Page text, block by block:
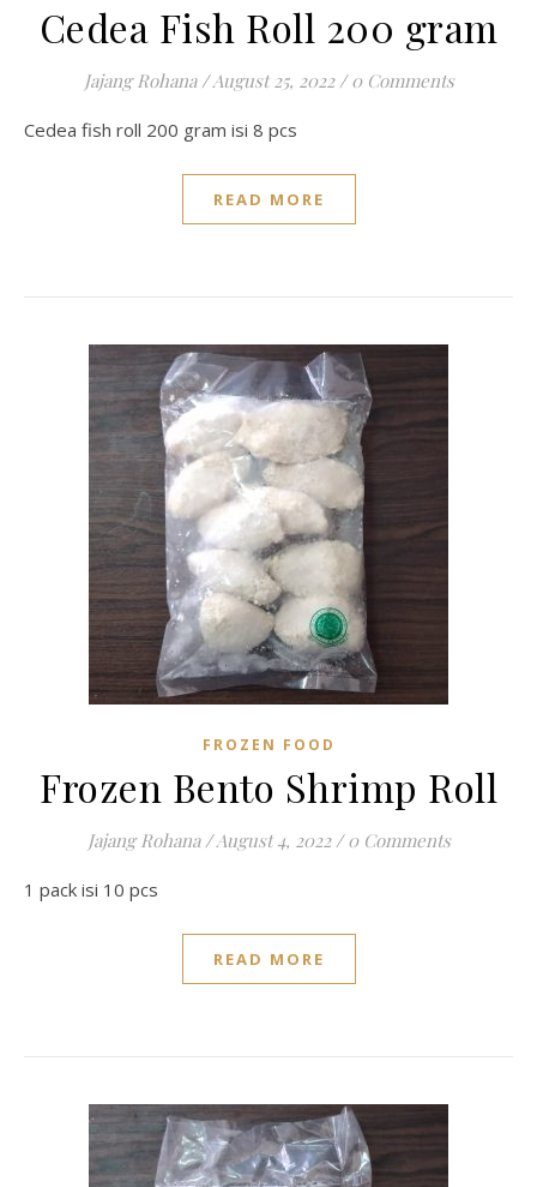
Cedea Fish Roll 200 gram
Jajang Rohana /August 25, 2022 / 0 Comments
Cedea fish roll 200 gram isi 8 pcs
READ MORE
FROZEN FOOD
Frozen Bento Shrimp Roll
Jajang Rohana /August 4, 2022 / 0 Comments
1 pack isi 10 pcs
READ MORE